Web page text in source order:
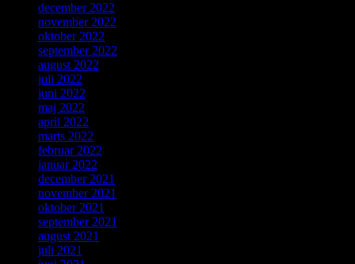
december 2022
november 2022
oktober 2022
september 2022
august 2022
juli 2022
juni 2022
maj 2022
april 2022
marts 2022
februar 2022
januar 2022
december 2021
november 2021
oktober 2021
september 2021
august 2021
juli 2021